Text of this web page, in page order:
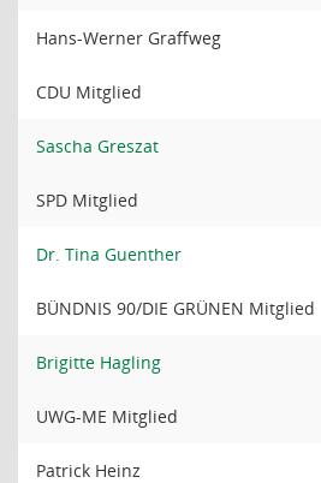
Hans-Werner Graffweg
CDU Mitglied
Sascha Greszat
SPD Mitglied
Dr. Tina Guenther
BÜNDNIS 90/DIE GRÜNEN Mitglied
Brigitte Hagling
UWG-ME Mitglied
Patrick Heinz